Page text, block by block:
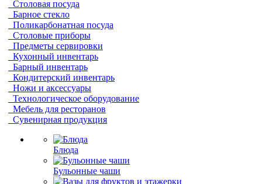
Столовая посуда
Барное стекло
Поликарбонатная посуда
Столовые приборы
Предметы сервировки
Кухонный инвентарь
Барный инвентарь
Кондитерский инвентарь
Ножи и аксессуары
Технологическое оборудование
Мебель для ресторанов
Сувенирная продукция
Блюда
Бульонные чаши